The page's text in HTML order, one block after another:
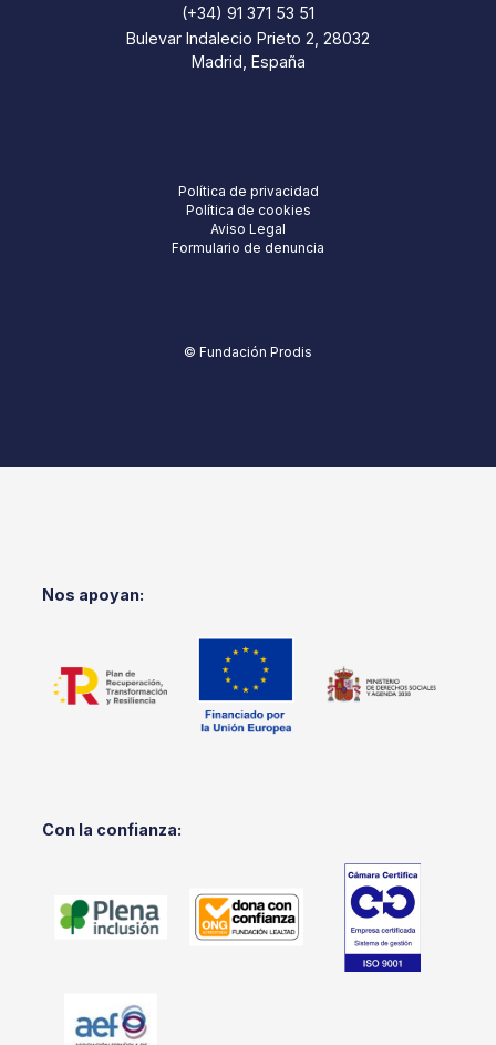
(+34) 91 371 53 51
Bulevar Indalecio Prieto 2, 28032
Madrid, España
Política de privacidad
Política de cookies
Aviso Legal
Formulario de denuncia
© Fundación Prodis
Nos apoyan:
Con la confianza: